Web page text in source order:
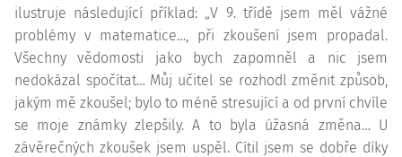
ilustruje následující příklad: „V 9. třídě jsem měl vážné
problémy v matematice…, při zkoušení jsem propadal.
Všechny vědomosti jako bych zapomněl a nic jsem
nedokázal spočítat… Můj učitel se rozhodl změnit způsob,
jakým mě zkoušel; bylo to méně stresující a od první chvíle
se moje známky zlepšily. A to byla úžasná změna… U
závěrečných zkoušek jsem uspěl. Cítil jsem se dobře díky